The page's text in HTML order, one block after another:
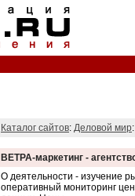
Каталог сайтов: Деловой мир:
ВЕТРА-маркетинг -
О деятельности - изучение
оперативный мониторинг